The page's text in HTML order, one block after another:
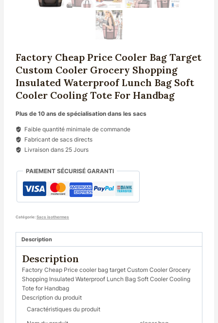
Factory Cheap Price Cooler Bag Target
Custom Cooler Grocery Shopping
Insulated Waterproof Lunch Bag Soft
Cooler Cooling Tote For Handbag
Plus de 10 ans de spécialisation dans les sacs
Faible quantité minimale de commande
Fabricant de sacs directs
Livraison dans 25 Jours
PAIEMENT SÉCURISÉ GARANTI
Catégorie: Sacs isothermes
Description
Description
Factory Cheap Price cooler bag target Custom Cooler Grocery
Shopping Insulated Waterproof Lunch Bag Soft Cooler Cooling
Tote for Handbag
Description du produit
Caractéristiques du produit